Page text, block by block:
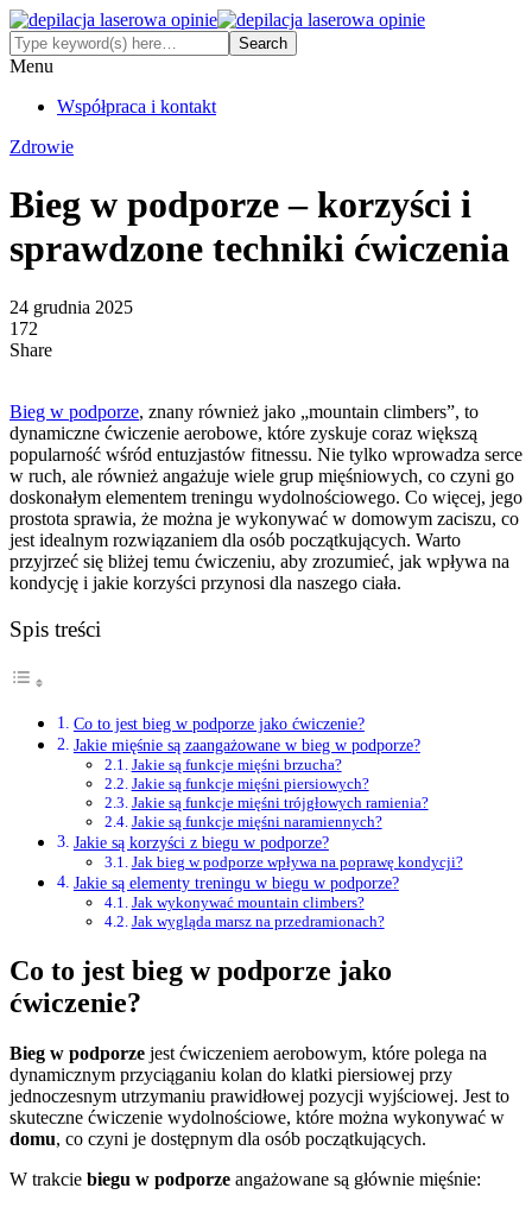
Menu
Współpraca i kontakt
Zdrowie
Bieg w podporze – korzyści i
sprawdzone techniki ćwiczenia
24 grudnia 2025
172
Share
Bieg w podporze, znany również jako „mountain climbers”, to
dynamiczne ćwiczenie aerobowe, które zyskuje coraz większą
popularność wśród entuzjastów fitnessu. Nie tylko wprowadza serce
w ruch, ale również angażuje wiele grup mięśniowych, co czyni go
doskonałym elementem treningu wydolnościowego. Co więcej, jego
prostota sprawia, że można je wykonywać w domowym zaciszu, co
jest idealnym rozwiązaniem dla osób początkujących. Warto
przyjrzeć się bliżej temu ćwiczeniu, aby zrozumieć, jak wpływa na
kondycję i jakie korzyści przynosi dla naszego ciała.
Spis treści
Co to jest bieg w podporze jako ćwiczenie?
Jakie mięśnie są zaangażowane w bieg w podporze?
Jakie są funkcje mięśni brzucha?
Jakie są funkcje mięśni piersiowych?
Jakie są funkcje mięśni trójgłowych ramienia?
Jakie są funkcje mięśni naramiennych?
Jakie są korzyści z biegu w podporze?
Jak bieg w podporze wpływa na poprawę kondycji?
Jakie są elementy treningu w biegu w podporze?
Jak wykonywać mountain climbers?
Jak wygląda marsz na przedramionach?
Co to jest bieg w podporze jako
ćwiczenie?
Bieg w podporze jest ćwiczeniem aerobowym, które polega na
dynamicznym przyciąganiu kolan do klatki piersiowej przy
jednoczesnym utrzymaniu prawidłowej pozycji wyjściowej. Jest to
skuteczne ćwiczenie wydolnościowe, które można wykonywać w
domu, co czyni je dostępnym dla osób początkujących.
W trakcie biegu w podporze angażowane są głównie mięśnie: